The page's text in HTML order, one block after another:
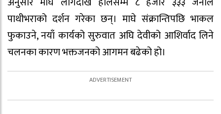
पाथीभराको दर्शन गरेका छन्। माघे संक्रान्तिपछि भाकल
फुकाउने, नयाँ कार्यको सुरुवात अघि देवीको आशिर्वाद लिने
चलनका कारण भक्तजनको आगमन बढेको हो।